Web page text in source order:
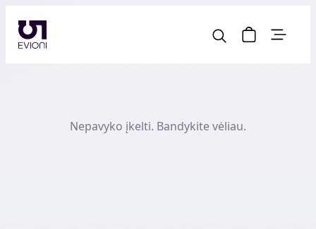
Nepavyko įkelti. Bandykite vėliau.